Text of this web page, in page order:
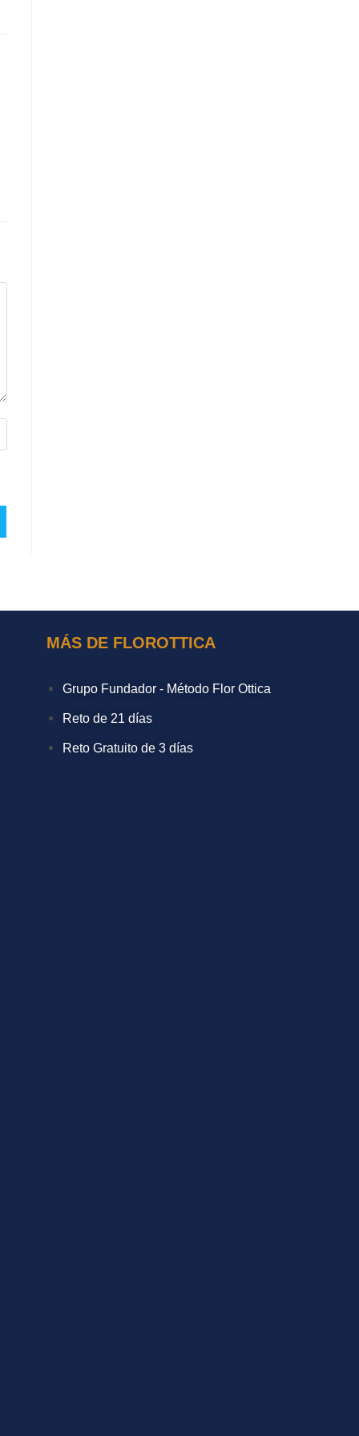
MÁS DE FLOROTTICA
Grupo Fundador - Método Flor Ottica
Reto de 21 días
Reto Gratuito de 3 días